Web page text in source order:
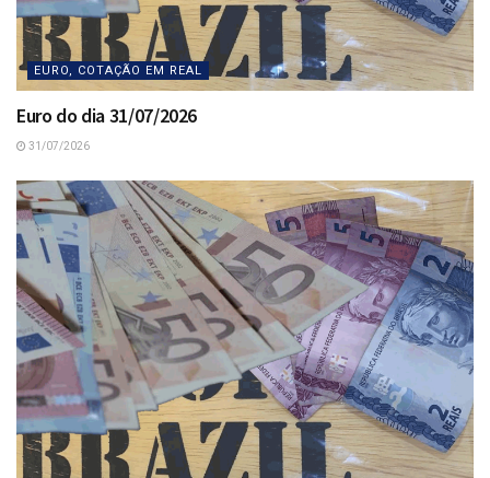
EURO, COTAÇÃO EM REAL
Euro do dia 31/07/2026
31/07/2026